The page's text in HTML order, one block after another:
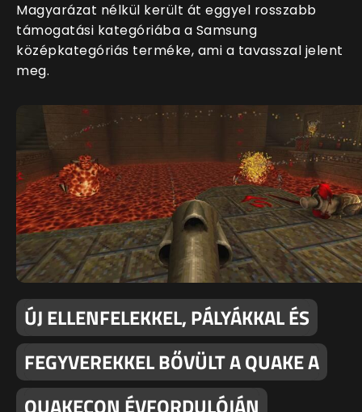
Magyarázat nélkül került át eggyel rosszabb
támogatási kategóriába a Samsung
középkategóriás terméke, ami a tavasszal jelent
meg.
ÚJ ELLENFELEKKEL, PÁLYÁKKAL ÉS
FEGYVEREKKEL BŐVÜLT A QUAKE A